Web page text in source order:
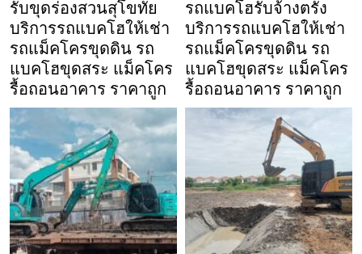
รับขุดร่องสวนสุโขทัย
บริการรถแบคโฮให้เช่า
รถแม็คโครขุดดิน รถ
แบคโฮขุดสระ แม็คโคร
รื้อถอนอาคาร ราคาถูก
รถแบคโฮรับจ้างตรัง
บริการรถแบคโฮให้เช่า
รถแม็คโครขุดดิน รถ
แบคโฮขุดสระ แม็คโคร
รื้อถอนอาคาร ราคาถูก